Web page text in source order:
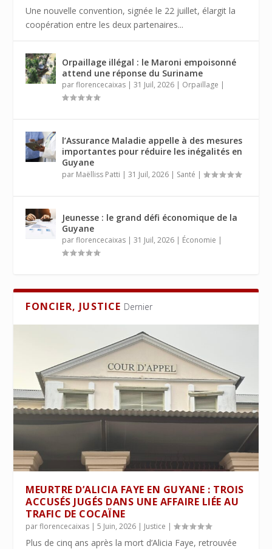
Une nouvelle convention, signée le 22 juillet, élargit la
coopération entre les deux partenaires...
Orpaillage illégal : le Maroni empoisonné
attend une réponse du Suriname
parflorencecaixas |31 Juil, 2026 | Orpaillage |
l’Assurance Maladie appelle à des mesures
importantes pour réduire les inégalités en
Guyane
par Maëlliss Patti |31 Juil, 2026 | Santé |
Jeunesse : le grand défi économique de la
Guyane
parflorencecaixas |31 Juil, 2026 | Économie |
FONCIER, JUSTICE Dernier
MEURTRE D’ALICIA FAYE EN GUYANE : TROIS
ACCUSÉS JUGÉS DANS UNE AFFAIRE LIÉE AU
TRAFIC DE COCAÏNE
parflorencecaixas |5 Juin, 2026 | Justice |
Plus de cinq ans après la mort d’Alicia Faye, retrouvée